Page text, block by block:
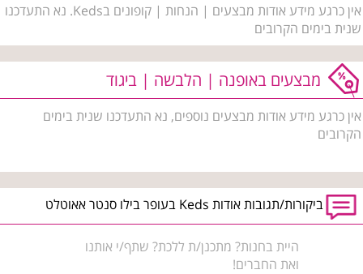
אין כרגע מידע אודות מבצעים | הנחות | קופונים בKeds. נא התעדכנו
שנית בימים הקרובים
מבצעים באופנה | הלבשה | ביגוד
אין כרגע מידע אודות מבצעים נוספים, נא התעדכנו שנית בימים
הקרובים
ביקורות/תגובות אודות Keds בעופר בילו סנטר אאוטלט
היית בחנות? מתכנן/ת ללכת? שתף/י אותנו
ואת החברים!